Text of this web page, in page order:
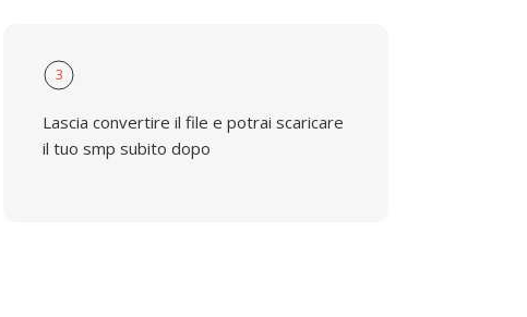
3
Lascia convertire il file e potrai scaricare
il tuo smp subito dopo